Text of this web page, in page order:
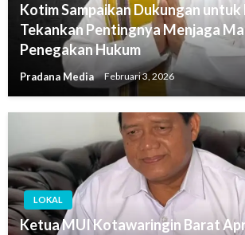
Kotim Sampaikan Dukungan untuk
Tekankan Pentingnya Menjaga
Penegakan Hukum
Pradana Media Februari 3, 2026
LOKAL
Ketua MUI Kotawaringin Barat